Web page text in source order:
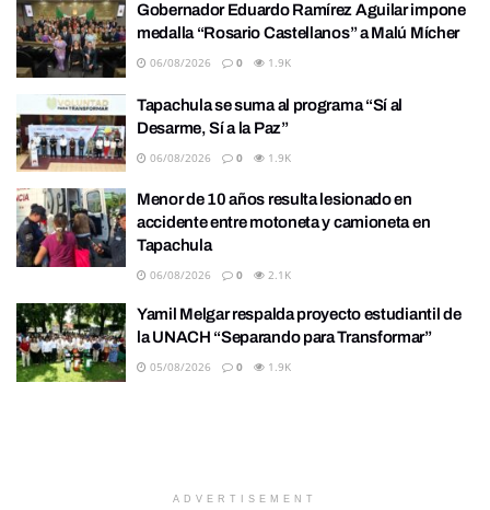
Gobernador Eduardo Ramírez Aguilar impone
medalla “Rosario Castellanos” a Malú Mícher
06/08/2026 0 1.9K
Tapachula se suma al programa “Sí al
Desarme, Sí a la Paz”
06/08/2026 0 1.9K
Menor de 10 años resulta lesionado en
accidente entre motoneta y camioneta en
Tapachula
06/08/2026 0 2.1K
Yamil Melgar respalda proyecto estudiantil de
la UNACH “Separando para Transformar”
05/08/2026 0 1.9K
ADVERTISEMENT